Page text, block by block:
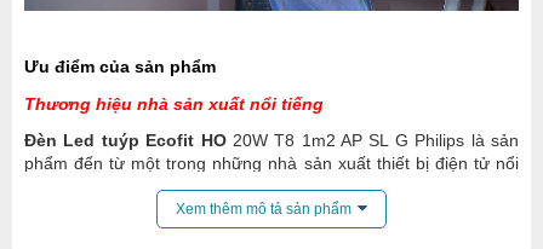
Ưu điểm của sản phẩm
Thương hiệu nhà sản xuất nổi tiếng
Đèn Led tuýp Ecofit HO20W T8 1m2 AP SL G Philips là sản
phẩm đến từ một trong những nhà sản xuất thiết bị điện tử nổi
tiếng nhất Thế giới – Philips. Sản phẩm của Philips luôn được
người tiêu dùng đánh giá cao ở chất lượng ổn định, hoạt động
bền bỉ trong thời gian dài, tiết kiệm nhiều chi phí cho người
Xem thêm mô tả sản phẩm